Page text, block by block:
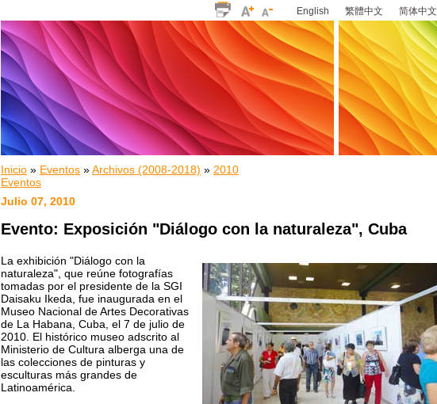
English 繁體中文 简体中文
Inicio » Eventos »Archivos (2008-2018) » 2010
Eventos
Julio 07, 2010
Evento: Exposición "Diálogo con la naturaleza", Cuba
La exhibición "Diálogo con la
naturaleza", que reúne fotografías
tomadas por el presidente de la SGI
Daisaku Ikeda, fue inaugurada en el
Museo Nacional de Artes Decorativas
de La Habana, Cuba, el 7 de julio de
2010. El histórico museo adscrito al
Ministerio de Cultura alberga una de
las colecciones de pinturas y
esculturas más grandes de
Latinoamérica.